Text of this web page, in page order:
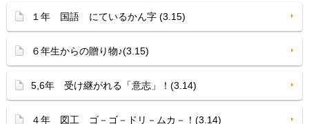
１年 国語 にているかん字 (3.15)
６年生からの贈り物♪(3.15)
5,6年 受け継がれる「意志」！(3.14)
４年 図工 ゴ－ゴ－ドリ－ムカ－！(3.14)